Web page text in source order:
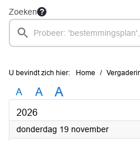
Zoeken
U bevindt zich hier: Home
A A A
2026
donderdag 19 november2026